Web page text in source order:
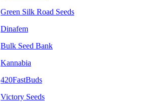
Green Silk Road Seeds
Dinafem
Bulk Seed Bank
Kannabia
420FastBuds
Victory Seeds